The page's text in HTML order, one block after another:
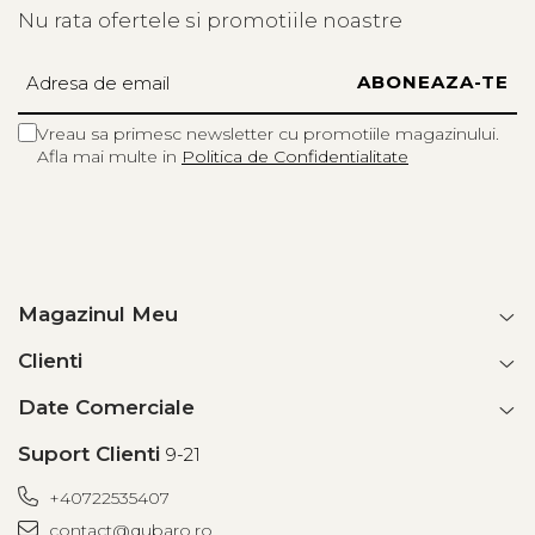
sneakers
Prin organizarea verticală, pantofarul reduce dezordinea din
Orice Interior
Culoarea alba creează un contrast elegant și modern,
interioare moderne
stil scandinav
Nu rata ofertele si promotiile noastre
Vreau sa primesc newsletter cu promotiile magazinului.
Afla mai multe in Politica de Confidentialitate
Magazinul Meu
Clienti
Date Comerciale
Suport Clienti 9-21
+40722535407
contact@qubaro.ro